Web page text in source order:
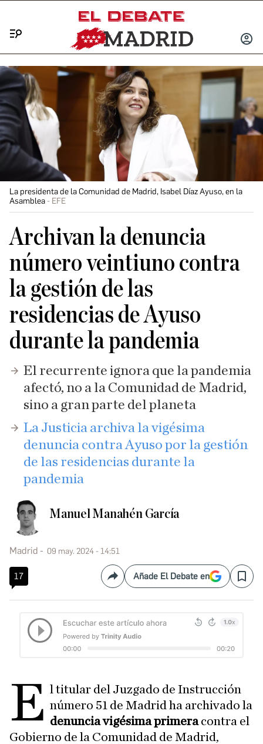
INICIAR
La presidenta de la Comunidad de Madrid, Isabel Díaz Ayuso, en la
Asamblea
EFE
Archivan la denuncia
número veintiuno contra
la gestión de las
residencias de Ayuso
durante la pandemia
El recurrente ignora que la pandemia
afectó, no a la Comunidad de Madrid,
sino a gran parte del planeta
La Justicia archiva la vigésima
denuncia contra Ayuso por la gestión
de las residencias durante la
pandemia
Manuel Manahén García
Madrid 09 may. 2024 - 14:51
17 CompartirAñade El Debate en Save
E l titular del Juzgado de Instrucción
número 51 de Madrid ha archivado la
denuncia vigésima primeracontra el
Gobierno de la Comunidad de Madrid,